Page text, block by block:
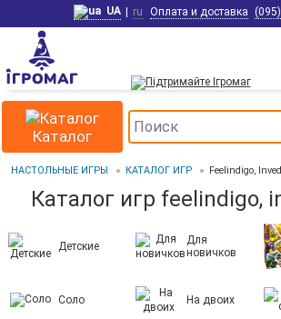
UA | ru Оплата и доставка
Каталог
НАСТОЛЬНЫЕ ИГРЫ КАТАЛОГ ИГР Feelindigo,
Каталог игр feelindigo,
Детские
Для
новичков
Соло На двоих